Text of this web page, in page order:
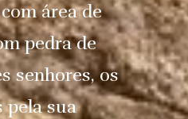
área de
pedra de
senhores, os
pela sua